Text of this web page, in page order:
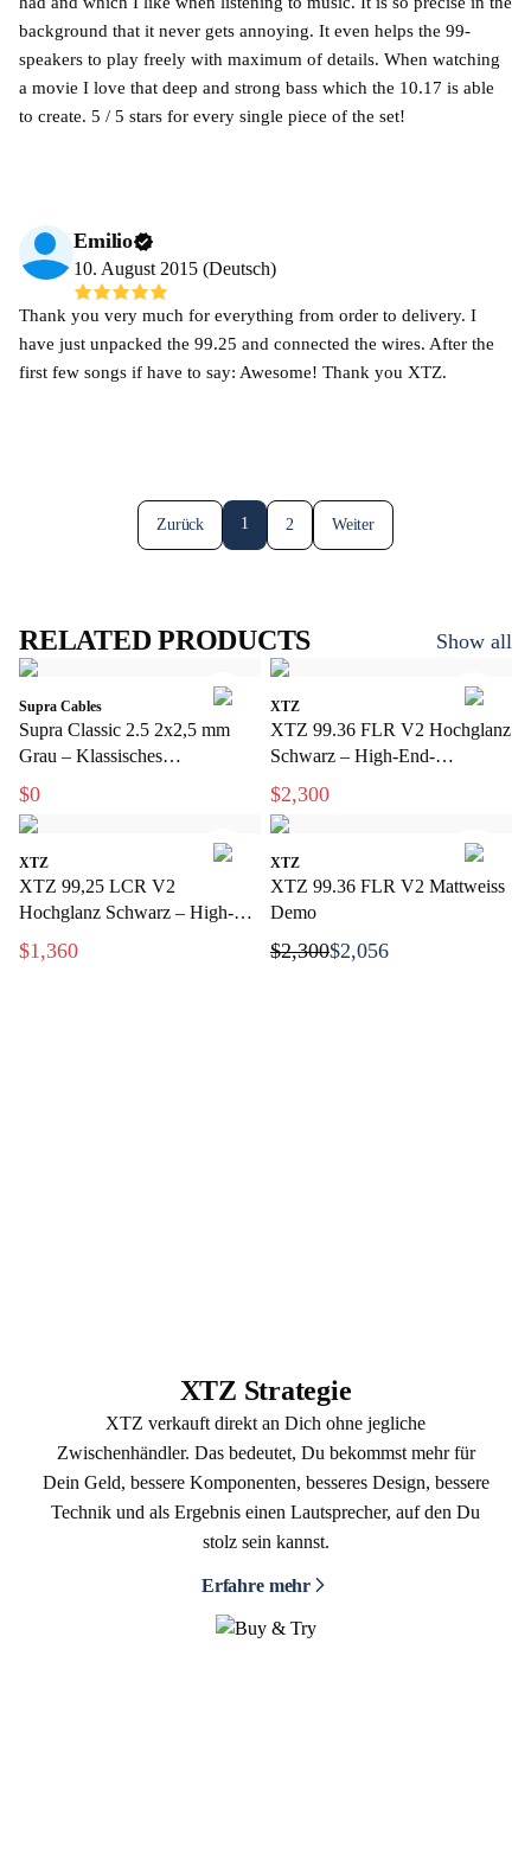
background that it never gets annoying. It even helps the 99-
speakers to play freely with maximum of details. When watching
a movie I love that deep and strong bass which the 10.17 is able
to create. 5 / 5 stars for every single piece of the set!
Emilio
10. August 2015 (Deutsch)
Thank you very much for everything from order to delivery. I
have just unpacked the 99.25 and connected the wires. After the
first few songs if have to say: Awesome! Thank you XTZ.
Zurück 1 2 Weiter
RELATED PRODUCTS Show all
Supra Cables
Supra Classic 2.5 2x2,5 mm
Grau – Klassisches
Lautsprecherkabel für Hi-Fi und
Heimkino
$0
XTZ
XTZ 99.36 FLR V2 Hochglanz
Schwarz – High-End-
Lautsprecher für Stereo und
Heimkino
$2,300
XTZ
XTZ 99,25 LCR V2
Hochglanz Schwarz – High-
End-Stativlautsprecher mit
extrem hoher Präzision
$1,360
XTZ
XTZ 99.36 FLR V2 Mattweiss
Demo
$2,300$2,056
XTZ Strategie
XTZ verkauft direkt an Dich ohne jegliche
Zwischenhändler. Das bedeutet, Du bekommst mehr für
Dein Geld, bessere Komponenten, besseres Design, bessere
Technik und als Ergebnis einen Lautsprecher, auf den Du
stolz sein kannst.
Erfahre mehr